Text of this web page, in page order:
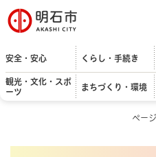
明石市
安全・安心 くらし・手続き
観光・文化・スポ
ーツ
まちづくり・環境
ペー